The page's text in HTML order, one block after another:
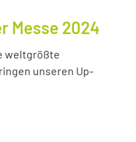
Messe 2024
weltgrößte
unseren Up-